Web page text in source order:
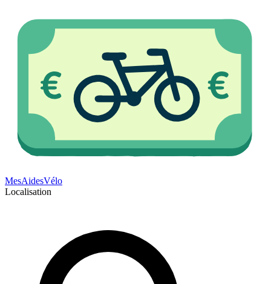
MesAidesVélo
Localisation